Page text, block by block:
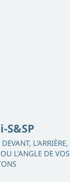
S&SP
L'ARRIÈRE,
L'ANGLE DE VOS